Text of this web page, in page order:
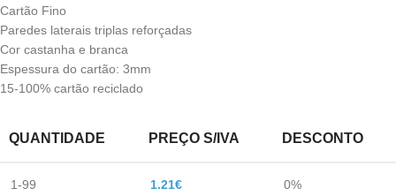
Cartão Fino
Paredes laterais triplas reforçadas
Cor castanha e branca
Espessura do cartão: 3mm
15-100% cartão reciclado
QUANTIDADE PREÇO S/IVA DESCONTO
1-99 1.21€ 0%